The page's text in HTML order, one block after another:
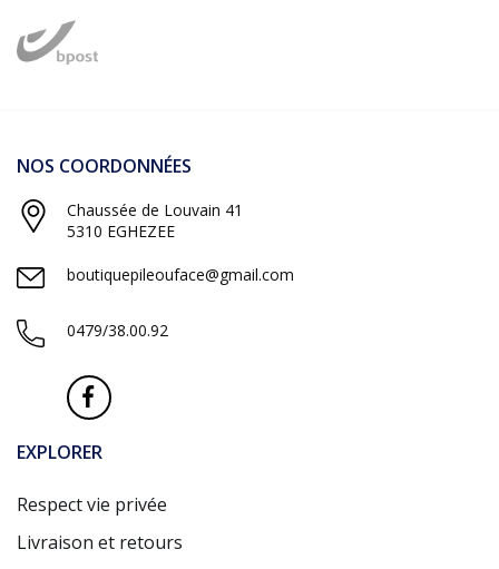
NOS COORDONNÉES
Chaussée de Louvain 41
5310 EGHEZEE
boutiquepileouface@gmail.com
0479/38.00.92
EXPLORER
Respect vie privée
Livraison et retours